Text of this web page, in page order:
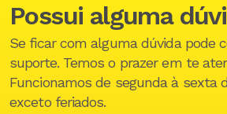
Possui alguma
Se ficar com alguma dúvida pode
suporte. Temos o prazer em te
Funcionamos de segunda à sexta
exceto feriados.